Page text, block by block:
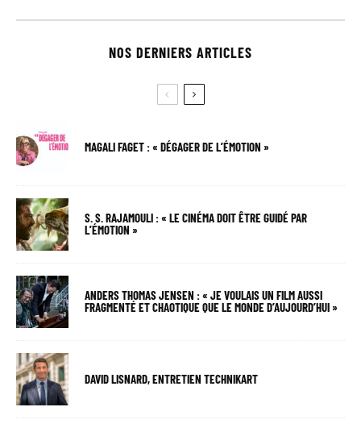
NOS DERNIERS ARTICLES
MAGALI FAGET : « DÉGAGER DE L’ÉMOTION »
S. S. RAJAMOULI : « LE CINÉMA DOIT ÊTRE GUIDÉ PAR
L’ÉMOTION »
ANDERS THOMAS JENSEN : « JE VOULAIS UN FILM AUSSI
FRAGMENTÉ ET CHAOTIQUE QUE LE MONDE D’AUJOURD’HUI »
DAVID LISNARD, ENTRETIEN TECHNIKART